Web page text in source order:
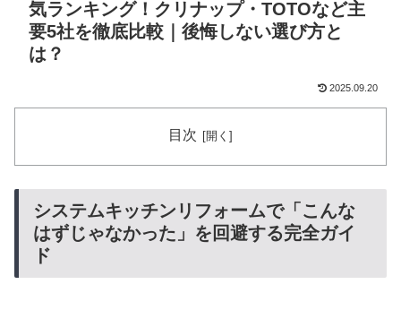
気ランキング！クリナップ・TOTOなど主
要5社を徹底比較｜後悔しない選び方と
は？
2025.09.20
目次
システムキッチンリフォームで「こんな
はずじゃなかった」を回避する完全ガイ
ド